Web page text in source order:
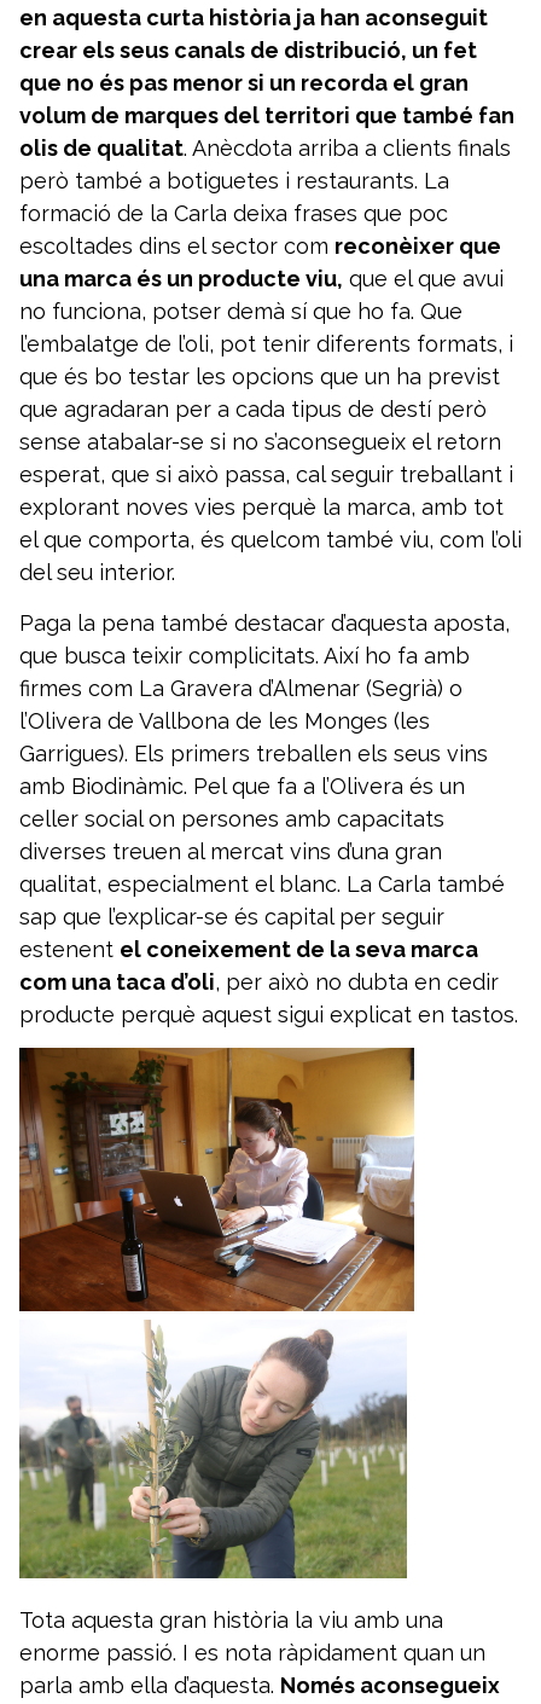
en aquesta curta història ja han aconseguit
crear els seus canals de distribució, un fet
que no és pas menor si un recorda el gran
volum de marques del territori que també fan
olis de qualitat. Anècdota arriba a clients finals
però també a botiguetes i restaurants. La
formació de la Carla deixa frases que poc
escoltades dins el sector com reconèixer que
una marca és un producte viu, que el que avui
no funciona, potser demà sí que ho fa. Que
l’embalatge de l’oli, pot tenir diferents formats, i
que és bo testar les opcions que un ha previst
que agradaran per a cada tipus de destí però
sense atabalar-se si no s’aconsegueix el retorn
esperat, que si això passa, cal seguir treballant i
explorant noves vies perquè la marca, amb tot
el que comporta, és quelcom també viu, com l’oli
del seu interior.
Paga la pena també destacar d’aquesta aposta,
que busca teixir complicitats. Així ho fa amb
firmes com La Gravera d’Almenar (Segrià) o
l’Olivera de Vallbona de les Monges (les
Garrigues). Els primers treballen els seus vins
amb Biodinàmic. Pel que fa a l’Olivera és un
celler social on persones amb capacitats
diverses treuen al mercat vins d’una gran
qualitat, especialment el blanc. La Carla també
sap que l’explicar-se és capital per seguir
estenent el coneixement de la seva marca
com una taca d’oli, per això no dubta en cedir
producte perquè aquest sigui explicat en tastos.
Tota aquesta gran història la viu amb una
enorme passió. I es nota ràpidament quan un
parla amb ella d’aquesta. Només aconsegueix